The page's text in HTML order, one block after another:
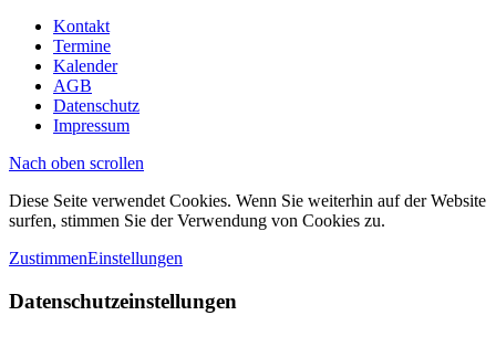
Kontakt
Termine
Kalender
AGB
Datenschutz
Impressum
Nach oben scrollen
Diese Seite verwendet Cookies. Wenn Sie weiterhin auf der Website
surfen, stimmen Sie der Verwendung von Cookies zu.
ZustimmenEinstellungen
Datenschutzeinstellungen